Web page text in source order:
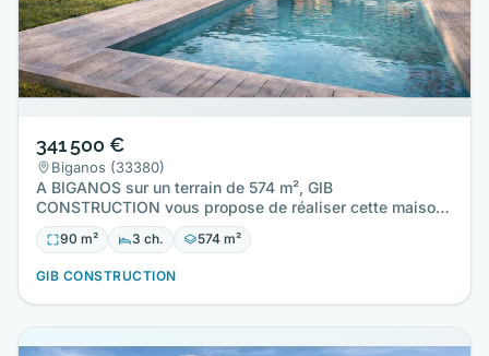
341 500 €
Biganos (33380)
A BIGANOS sur un terrain de 574 m², GIB
CONSTRUCTION vous propose de réaliser cette maison
neuve d'une surface de 90 m²…
90 m² 3 ch. 574 m²
GIB CONSTRUCTION